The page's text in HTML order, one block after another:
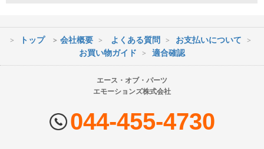
両面(ダブル） 大型(およそ37-65インチ)
両面(ダブル） 超大型(およそ55インチ以上)
エアーポール 金具セット 中型(およそ26-50インチ)
※最短到着をご希望の場合、時間指定不可の地域があります。
※配送業者の状況により荷物に遅延が生じる場合もございますので
ヤマト運輸・佐川急便・日本郵便・西濃運輸を使用しております。
配送会社はお選びいただけません。
トップ 会社概要 よくある質問
お支払いについて
お買い物ガイド
適合確認
エース・オブ・パーツ
エモーションズ株式会社
044-455-4730